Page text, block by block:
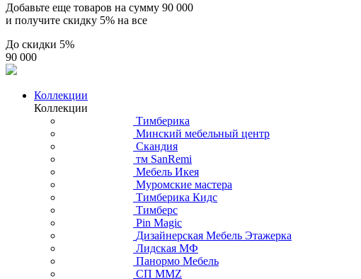
Добавьте еще товаров на сумму 90 000
и получите скидку 5% на все
До скидки 5%
90 000
Коллекции
Коллекции
Тимберика
Минский мебельный центр
Скандия
тм SanRemi
Мебель Икея
Муромские мастера
Тимберика Кидс
Тимберс
Pin Magic
Дизайнерская Мебель Этажерка
Лидская МФ
Панормо Мебель
СП ММZ